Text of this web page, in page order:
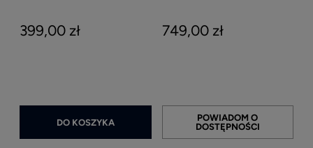
399,00 zł
DO KOSZYKA
749,00 zł
POWIADOM O
DOSTĘPNOŚCI